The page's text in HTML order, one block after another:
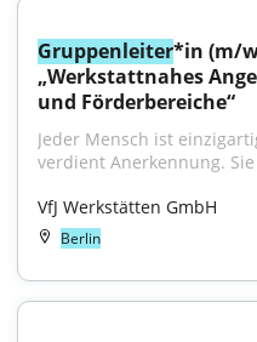
Gruppenleiter*in (m/
„Werkstattnahes
und Förderbereiche“
Jeder Mensch ist
verdient Anerkennung.
VfJ Werkstätten GmbH
Berlin